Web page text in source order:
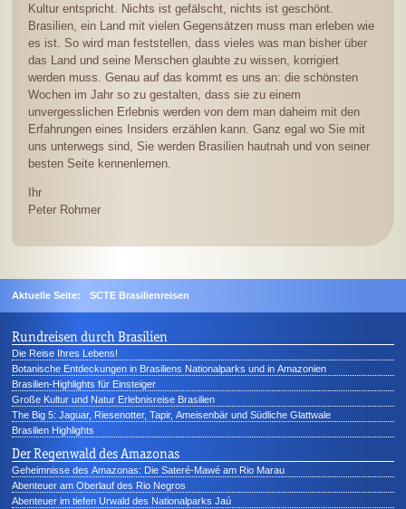
Kultur entspricht. Nichts ist gefälscht, nichts ist geschönt.
Brasilien, ein Land mit vielen Gegensätzen muss man erleben wie
es ist. So wird man feststellen, dass vieles was man bisher über
das Land und seine Menschen glaubte zu wissen, korrigiert
werden muss. Genau auf das kommt es uns an: die schönsten
Wochen im Jahr so zu gestalten, dass sie zu einem
unvergesslichen Erlebnis werden von dem man daheim mit den
Erfahrungen eines Insiders erzählen kann. Ganz egal wo Sie mit
uns unterwegs sind, Sie werden Brasilien hautnah und von seiner
besten Seite kennenlernen.
Ihr
Peter Rohmer
Aktuelle Seite: SCTE Brasilienreisen
Rundreisen durch Brasilien
Die Reise Ihres Lebens!
Botanische Entdeckungen in Brasiliens Nationalparks und in Amazonien
Brasilien-Highlights für Einsteiger
Große Kultur und Natur Erlebnisreise Brasilien
The Big 5: Jaguar, Riesenotter, Tapir, Ameisenbär und Südliche Glattwale
Brasilien Highlights
Der Regenwald des Amazonas
Geheimnisse des Amazonas: Die Sateré-Mawé am Rio Marau
Abenteuer am Oberlauf des Rio Negros
Abenteuer im tiefen Urwald des Nationalparks Jaú